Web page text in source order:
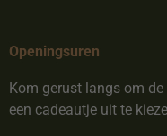
Openingsuren
Kom gerust langs om
een cadeautje uit te